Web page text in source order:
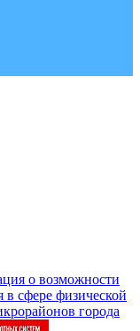
о возможности
в сфере физической
города